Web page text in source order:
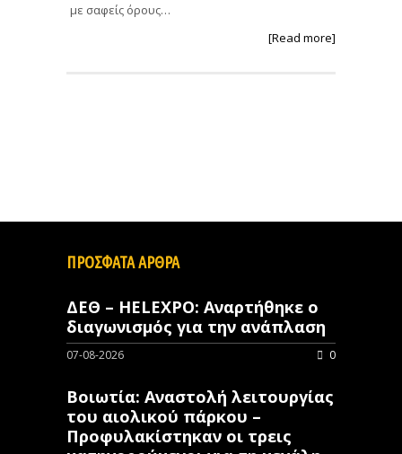
με σαφείς όρους…
[Read more]
ΠΡΟΣΦΑΤΑ ΑΡΘΡΑ
ΔΕΘ – HELEXPO: Αναρτήθηκε ο
διαγωνισμός για την ανάπλαση
07-08-2026 0
Βοιωτία: Αναστολή λειτουργίας
του αιολικού πάρκου –
Προφυλακίστηκαν οι τρεις